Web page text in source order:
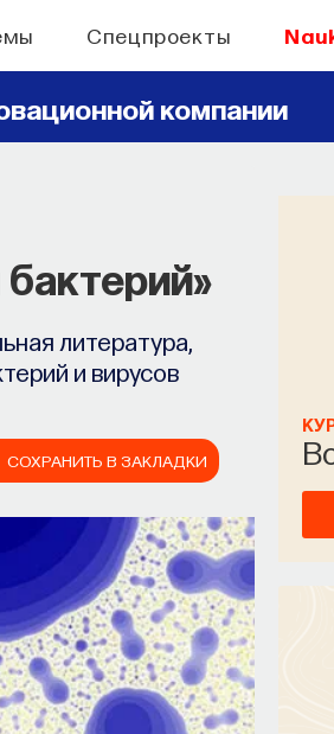
Спецпроекты
компании
литература,
и вирусов
СОХРАНИТЬ В ЗАКЛАДКИ